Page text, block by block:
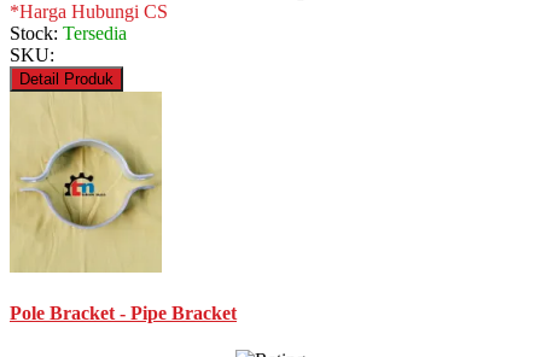
*Harga Hubungi CS
Stock: Tersedia
SKU:
Detail Produk
Pole Bracket - Pipe Bracket